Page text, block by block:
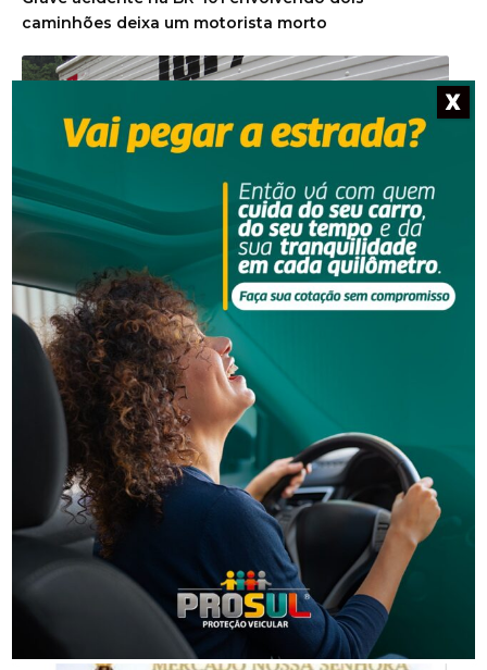
caminhões deixa um motorista morto
Corpo de homem é encontrado em rio
Segurança
Golpes por WhatsApp levam à apreensão de dois
adolescentes em SC
-Anúncio-
X